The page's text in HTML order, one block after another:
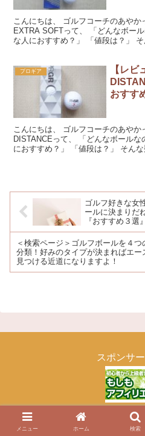
こんにちは、 ゴルフコーチのあやか
EXTRA SOFTって、 「どんなボー
な人におすすめ？」 「値段は？」
プロギア
【レ
おすす
こんにちは、 ゴルフコーチのあや
DISTANCEって、 「どんなボール
におすすめ？」 「値段は？」 そん
ゴルフ好きな女
ールに決まりだ
『おすすめ３選
＜検索ページ＞ゴルフボールを４つ
分類！好みのタイプが決まればエー
見つける近道になりますよ！
スポンサ
メニュー ホーム 検索